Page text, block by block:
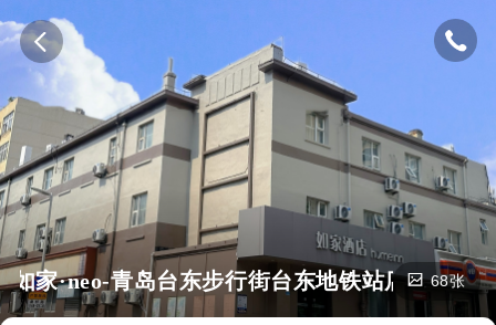
如家·neo-青岛台东步行街台东地铁站店 68张